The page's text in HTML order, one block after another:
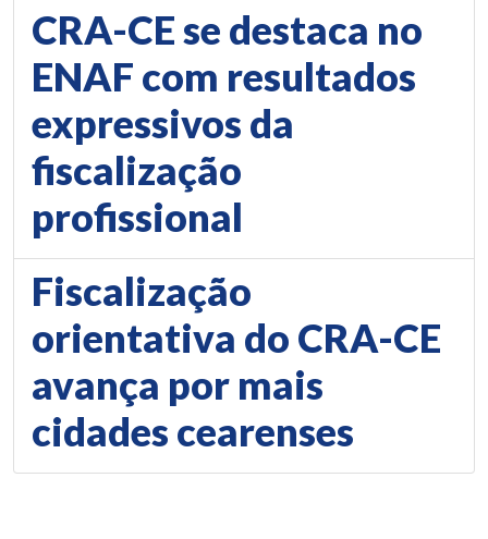
CRA-CE se destaca no
ENAF com resultados
expressivos da
fiscalização
profissional
Fiscalização
orientativa do CRA-CE
avança por mais
cidades cearenses